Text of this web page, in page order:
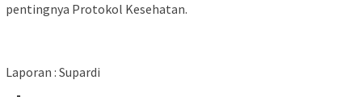
pentingnya Protokol Kesehatan.
Laporan : Supardi